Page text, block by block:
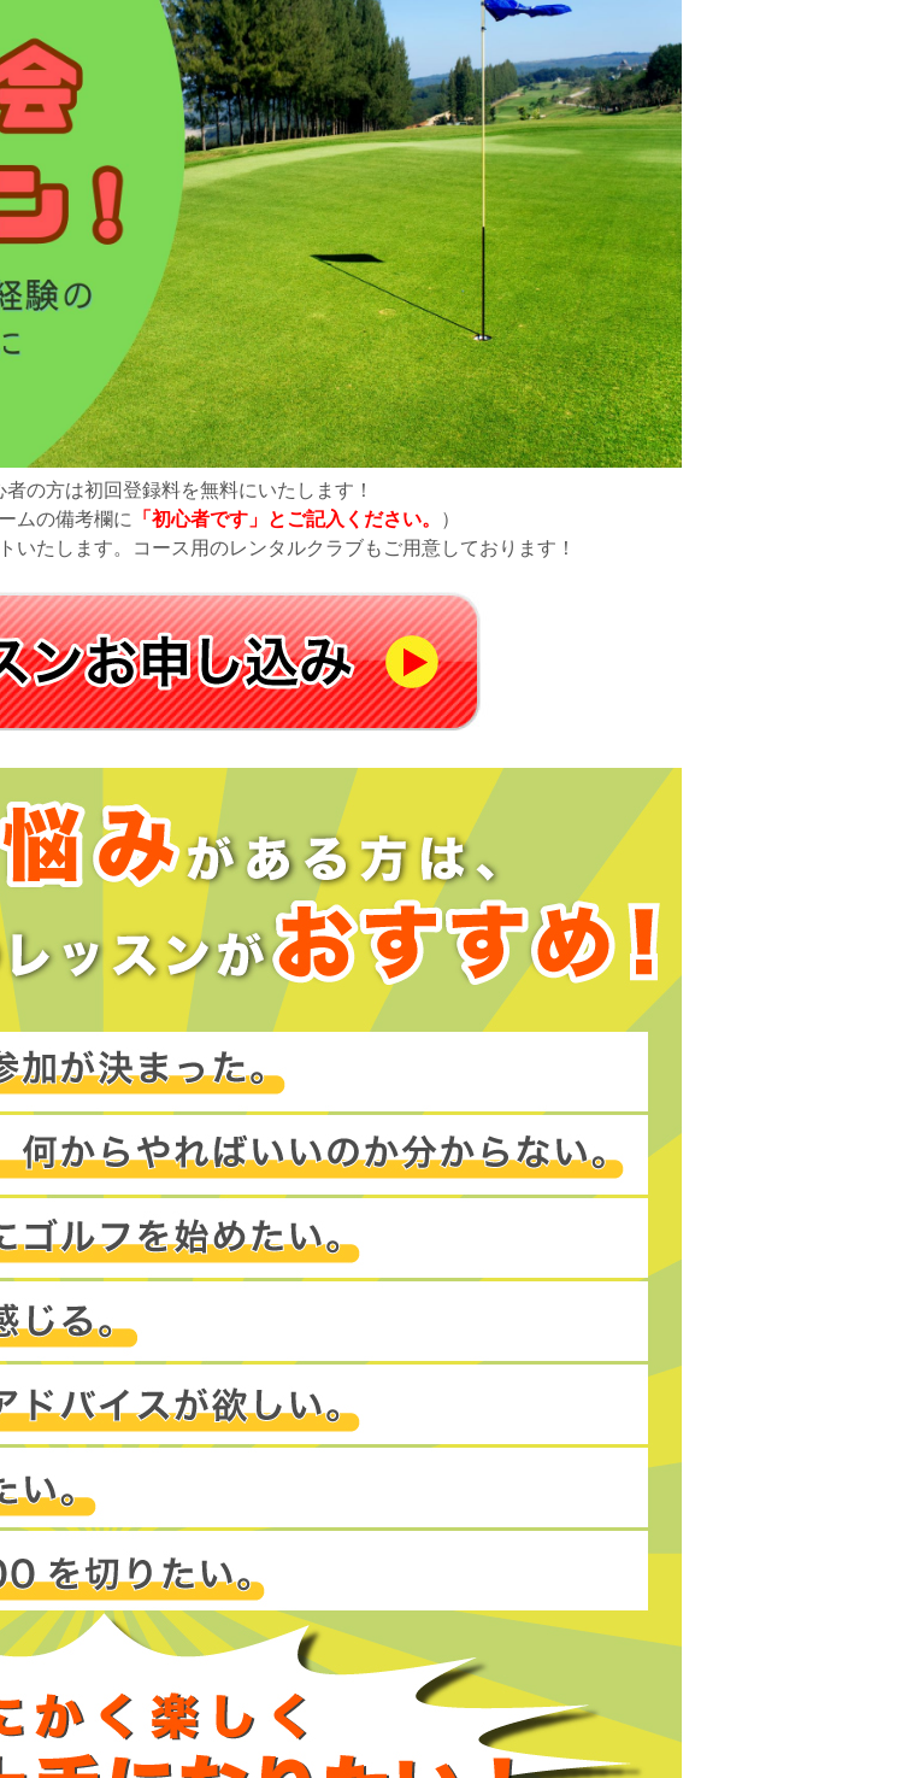
の方は初回登録料を無料にいたします！
ムの備考欄に
「初心者です」とご記入ください。
）
いたします。コース用のレンタルクラブもご用意しております！